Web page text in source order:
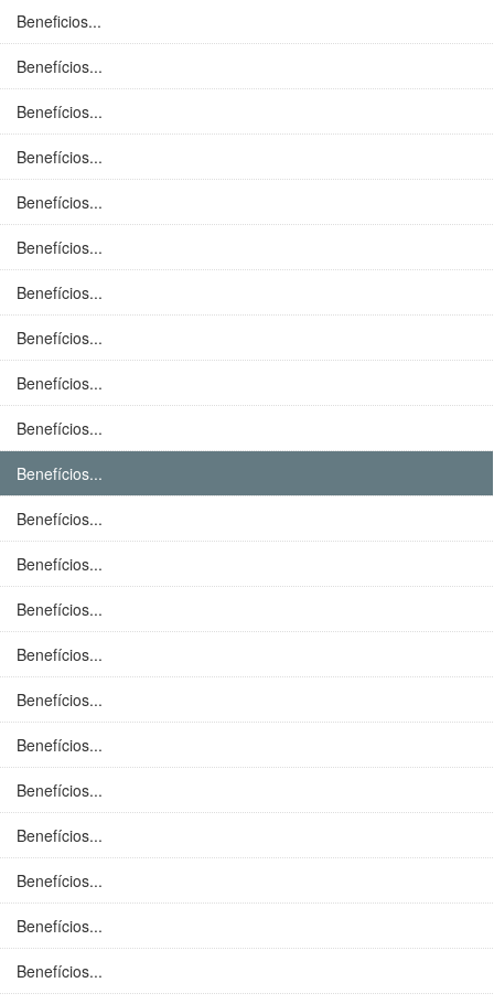
Beneficios...
Benefícios...
Benefícios...
Benefícios...
Benefícios...
Benefícios...
Benefícios...
Benefícios...
Benefícios...
Benefícios...
Benefícios...
Benefícios...
Benefícios...
Benefícios...
Benefícios...
Benefícios...
Benefícios...
Benefícios...
Benefícios...
Benefícios...
Benefícios...
Benefícios...